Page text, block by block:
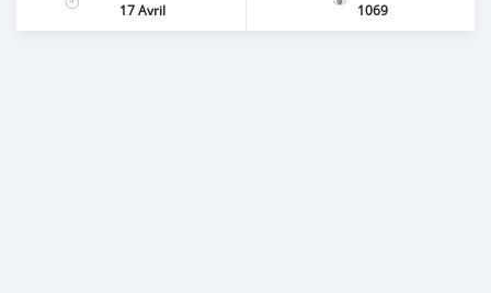
17 Avril
1069